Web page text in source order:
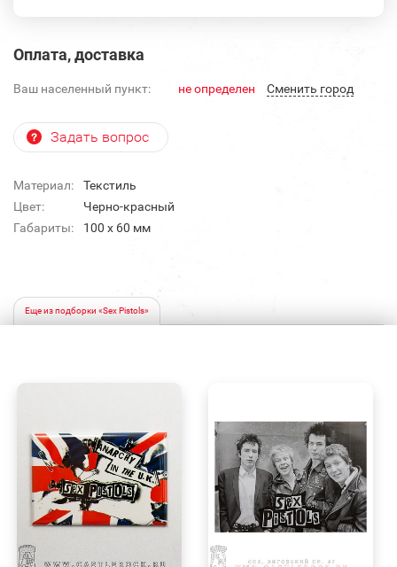
Оплата, доставка
Ваш населенный пункт: не определен Cменить город
Задать вопрос
Материал:
Текстиль
Цвет:
Черно-красный
Габариты:
100 x 60 мм
Еще из подборки «Sex Pistols»